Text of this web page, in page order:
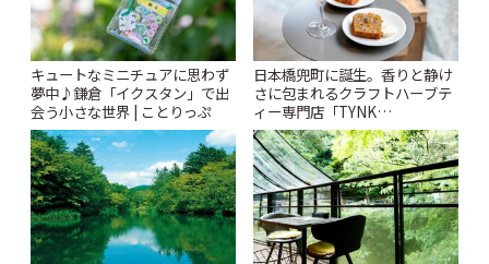
キュートなミニチュアに思わず
夢中♪鎌倉「イクスタン」で出
会う小さな世界 | ことりっぷ
日本橋兜町に誕生。香りと静け
さに包まれるクラフトハーブテ
ィー専門店「TYNK
Kabutocho」 | ことりっぷ